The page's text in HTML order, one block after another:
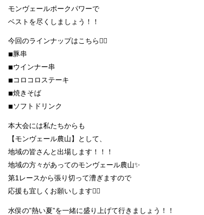
モンヴェールポークパワーで
ベストを尽くしましょう！！
今回のラインナップはこちら💁‍♀️
◾︎豚串
◾︎ウインナー串
◾︎コロコロステーキ
◾︎焼きそば
◾︎ソフトドリンク
本大会には私たちからも
【モンヴェール農山】として、
地域の皆さんと出場します！！！
地域の方々があってのモンヴェール農山✨
第1レースから張り切って漕ぎますので
応援も宜しくお願いします❤️‍🔥
水俣の”熱い夏”を一緒に盛り上げて行きましょう！！